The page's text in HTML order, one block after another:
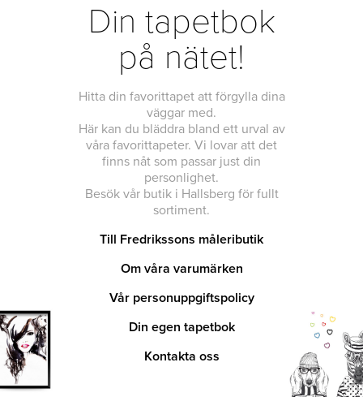
Din tapetbok
på nätet!
Hitta din favorittapet att förgylla dina
väggar med.
Här kan du bläddra bland ett urval av
våra favorittapeter. Vi lovar att det
finns nåt som passar just din
personlighet.
Besök vår butik i Hallsberg för fullt
sortiment.
Till Fredrikssons måleributik
Om våra varumärken
Vår personuppgiftspolicy
Din egen tapetbok
Kontakta oss